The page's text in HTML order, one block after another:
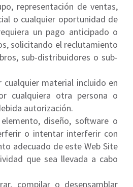
representación de ventas,
o cualquier oportunidad de
un pago anticipado o
solicitando el reclutamiento
sub-distribuidores o sub-
cualquier material incluido en
cualquiera otra persona o
autorización.
diseño, software o
o intentar interferir con
adecuado de este Web Site
que sea llevada a cabo
compilar o desensamblar